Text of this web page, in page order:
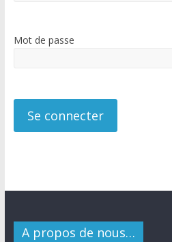
Mot de passe
A propos de nous…